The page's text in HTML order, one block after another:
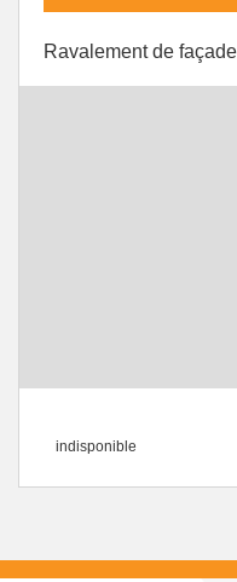
Ravalement de
indisponible